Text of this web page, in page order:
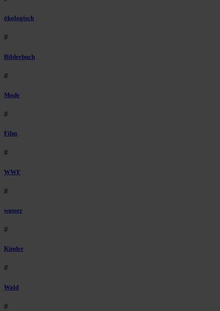
ökologisch
#
Bilderbuch
#
Mode
#
Film
#
WWF
#
wasser
#
Kinder
#
Wald
#